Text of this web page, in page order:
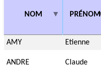
NOM PRÉNOM
AMY Etienne
ANDRE Claude